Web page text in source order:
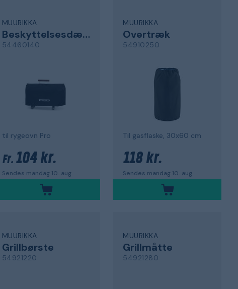
MUURIKKA
Beskyttelsesdæksel
54460140
til rygeovn Pro
Fr. 104 kr.
Sendes mandag 10. aug.
MUURIKKA
Overtræk
54910250
Til gasflaske, 30x60 cm
118 kr.
Sendes mandag 10. aug.
MUURIKKA
Grillbørste
54921220
MUURIKKA
Grillmåtte
54921280